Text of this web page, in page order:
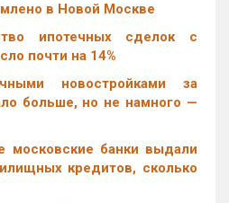
в Новой Москве
ипотечных сделок с
почти на 14%
новостройками за
больше, но не намного —
московские банки выдали
кредитов, сколько